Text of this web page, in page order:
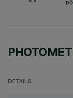
BIS
DETAILS